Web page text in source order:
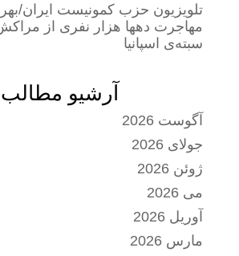
تلویزیون حزب کمونیست ایران/
مهاجرت دهها هزار نفری از
سبته‌ی اسپانیا
آرشیو مطالب
آگوست 2026
جولای 2026
ژوئن 2026
می 2026
آوریل 2026
مارس 2026